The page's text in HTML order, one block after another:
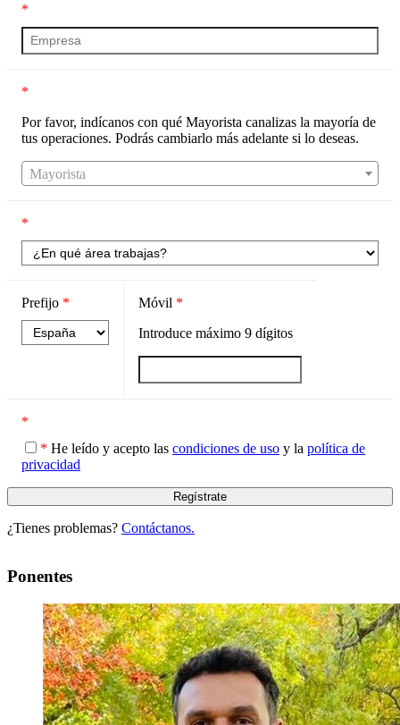
*
*
Por favor, indícanos con qué Mayorista canalizas la mayoría de
tus operaciones. Podrás cambiarlo más adelante si lo deseas.
Mayorista
*
Prefijo * Móvil *
Introduce máximo 9dígitos
*
* He leído y acepto las condiciones de uso y la política de
privacidad
¿Tienes problemas? Contáctanos.
Ponentes